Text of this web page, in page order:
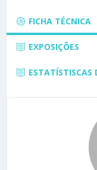
FICHA TÉCNICA
EXPOSIÇÕES
ESTATÍSTISCAS